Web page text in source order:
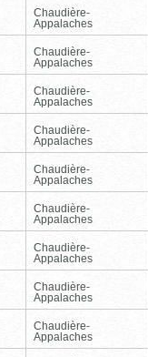
Chaudière-
Appalaches
Chaudière-
Appalaches
Chaudière-
Appalaches
Chaudière-
Appalaches
Chaudière-
Appalaches
Chaudière-
Appalaches
Chaudière-
Appalaches
Chaudière-
Appalaches
Chaudière-
Appalaches